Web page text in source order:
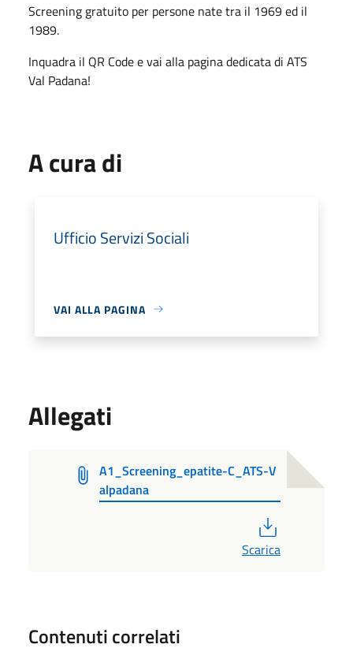
Screening gratuito per persone nate tra il 1969 ed il
1989.
Inquadra il QR Code e vai alla pagina dedicata di ATS
Val Padana!
A cura di
Ufficio Servizi Sociali
VAI ALLA PAGINA
Allegati
A1_Screening_epatite-C_ATS-V
alpadana
Scarica
Contenuti correlati